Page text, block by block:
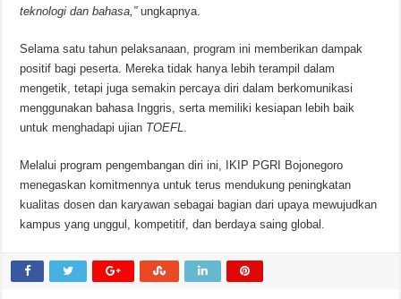
teknologi dan bahasa,”ungkapnya.
Selama satu tahun pelaksanaan, program ini memberikan dampak
positif bagi peserta. Mereka tidak hanya lebih terampil dalam
mengetik, tetapi juga semakin percaya diri dalam berkomunikasi
menggunakan bahasa Inggris, serta memiliki kesiapan lebih baik
untuk menghadapi ujian TOEFL.
Melalui program pengembangan diri ini, IKIP PGRI Bojonegoro
menegaskan komitmennya untuk terus mendukung peningkatan
kualitas dosen dan karyawan sebagai bagian dari upaya mewujudkan
kampus yang unggul, kompetitif, dan berdaya saing global.